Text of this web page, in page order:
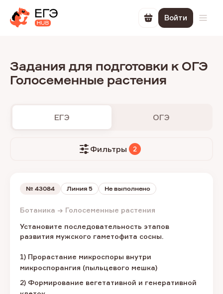
Перейти в
Войти
Задания для подготовки к ОГЭ
Голосеменные растения
ЕГЭ ОГЭ
Фильтры 2
№ 43084 Линия 5 Не выполнено
Ботаника → Голосеменные растения
Установите последовательность этапов
развития мужского гаметофита сосны.
1) Прорастание микроспоры внутри
микроспорангия (пыльцевого мешка)
2) Формирование вегетативной и генеративной